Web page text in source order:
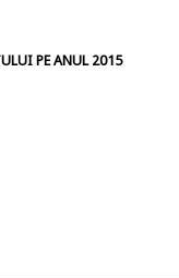
PE ANUL 2015